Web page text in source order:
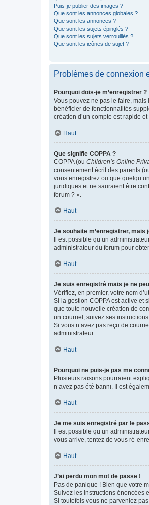
Puis-je publier des images ?
Que sont les annonces globales ?
Que sont les annonces ?
Que sont les sujets épinglés ?
Que sont les sujets verrouillés ?
Que sont les icônes de sujet ?
Problèmes de connexion
Pourquoi dois-je m’enregistrer ?
Vous pouvez ne pas le faire, mais
bénéficier de fonctionnalités
création d’un compte est rapide
Haut
Que signifie COPPA ?
COPPA (ou Children’s Online
consentement écrit des parents
vous enregistrez ou que
juridiques et ne sauraient être
forum ? ».
Haut
Je souhaite m’enregistrer, mais
Il est possible qu’un
administrateur du forum pour
Haut
Je suis enregistré mais je ne
Vérifiez, en premier, votre nom
Si la gestion COPPA est active et
que toute nouvelle création de
un courriel, suivez ses instructions.
Si vous n’avez pas reçu de
administrateur.
Haut
Pourquoi ne puis-je pas me
Plusieurs raisons pourraient
n’avez pas été banni. Il est
Haut
Je me suis enregistré par le
Il est possible qu’un
vous arrive, tentez de vous ré-
Haut
J’ai perdu mon mot de passe !
Pas de panique ! Bien que votre
Suivez les instructions énoncées
Si toutefois vous ne parveniez